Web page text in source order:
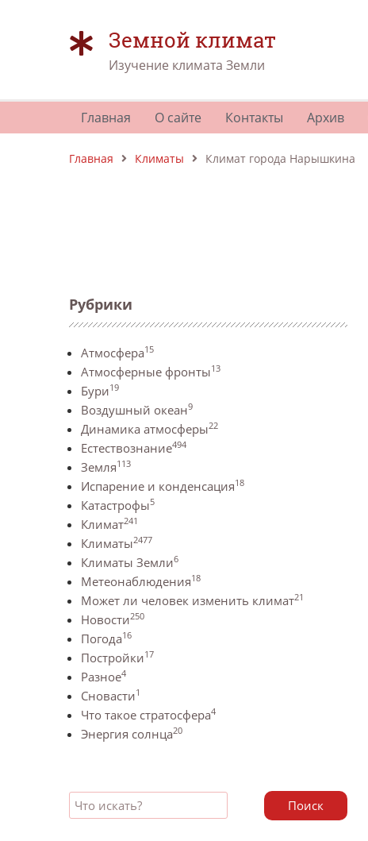
Земной климат
Изучение климата Земли
Главная О сайте Контакты Архив
Главная Климаты Климат города Нарышкина
Рубрики
Атмосфера15
Атмосферные фронты13
Бури19
Воздушный океан9
Динамика атмосферы22
Естествознание494
Земля113
Испарение и конденсация18
Катастрофы5
Климат241
Климаты2477
Климаты Земли6
Метеонаблюдения18
Может ли человек изменить климат21
Новости250
Погода16
Постройки17
Разное4
Сновасти1
Что такое стратосфера4
Энергия солнца20
Поиск